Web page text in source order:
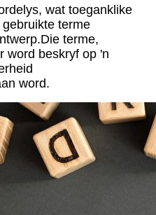
wat toeganklike
terme
terme,
word beskryf op 'n
​​word.